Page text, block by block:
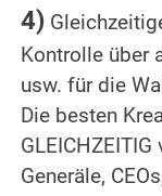
4)
Kontrolle über
usw. für die
Die besten
Generäle,